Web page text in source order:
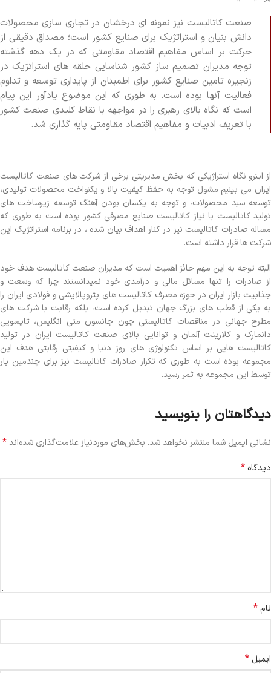
صنعت کاتالیست نیز نمونه ای درخشان در تجاری سازی محصولات
دانش بنیان و استراتژیک برای صنایع کشور است؛ مصداق دقیقی از
حرکت بر اساس مفاهیم اقتصاد مقاومتی که در یک دهه گذشته
توجه مدیران تصمیم ساز کشور شناسایی حلقه های استراتژیک در
زنجیره تامین صنایع کشور برای اطمینان از پایداری توسعه و تداوم
فعالیت آنها بوده است. به طوری که این موضوع یادآور این پیام
است که نگاه بالای رهبری را در مواجهه با نقاط کلیدی صنعت کشور
با تعریف ادبیات و مفاهیم اقتصاد مقاومتی پایه گذاری شد.
از اینرو نگاه استراژیکی که بخش مدیریتی برخی از شرکت های صنعت کاتالیست
ایران می بینیم مشول توجه به حفظ کیفیت بالا و یکنواخت محصولات تولیدی،
توسعه سبد محصولات، و توجه به یکسان بودن آهنگ توسعه زیرساخت های
تولید کاتالیست با نیاز کاتالیست صنایع مصرفی کشور بوده است به طوری که
مساله صادرات کاتالیست نیز در کنار اهداف بیان شده ، در برنامه استراتژیک این
شرکت ها قرار داشته است.
البته توجه به این مهم حائز اهمیت است که مدیران صنعت کاتالیست هدف خود
از صادرات را تنها مسائل مالی و درآمدی خود نمیدانستند چرا که وسعت و
جذابیت بازار ایران در حوزه مصرف کاتالیست های پتروپالایشی و فولادی ایران را
به یکی از قطب های بزرگ جهان تبدیل کرده است، بلکه رقابت با شرکت های
مطرح جهانی در مناقصات کاتالیستی چون جانسون متی انگلیس، تاپسویی
دانمارک و کلارینت آلمان و توانایی بالای صنعت کاتالیست ایران در تولید
کاتالیست هایی بر اساس تکنولوژی های روز دنیا و کیفیتی رقابتی هدف این
مجموعه بوده است به طوری که تکرار صادرات کاتالیست نیز برای چندمین بار
توسط این مجموعه به ثمر رسید.
دیدگاهتان را بنویسید
نشانی ایمیل شما منتشر نخواهد شد. بخش‌های موردنیاز علامت‌گذاری شده‌اند*
دیدگاه *
نام*
ایمیل *